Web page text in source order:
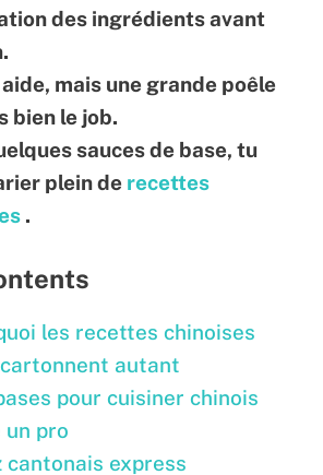
des ingrédients avant
mais une grande poêle
bien le job.
sauces de base, tu
plein de recettes
.
les recettes chinoises
autant
pour cuisiner chinois
un pro
cantonais express